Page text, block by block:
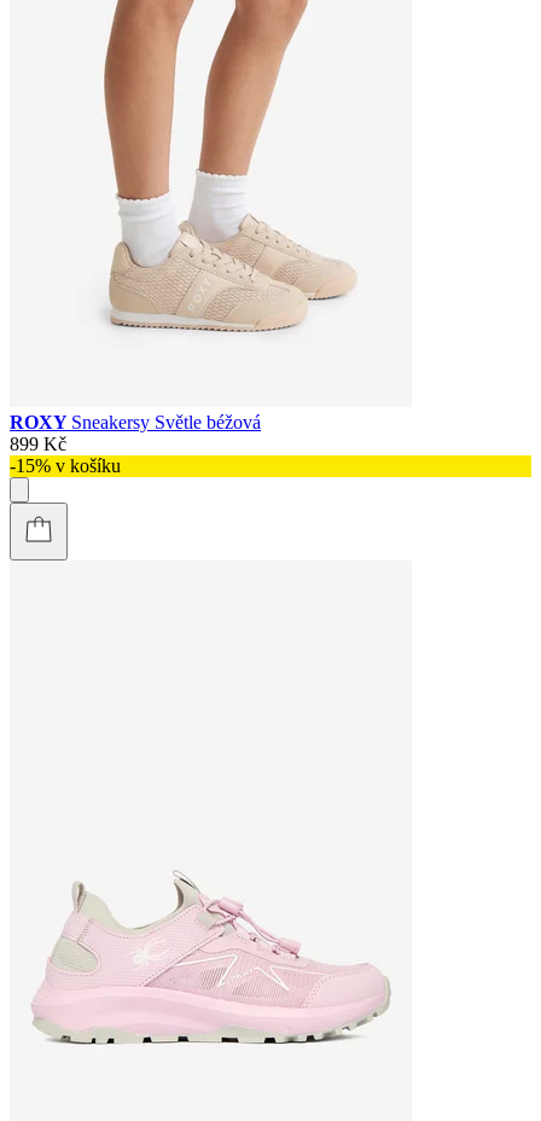
ROXY Sneakersy Světle béžová
899 Kč
-15% v košíku